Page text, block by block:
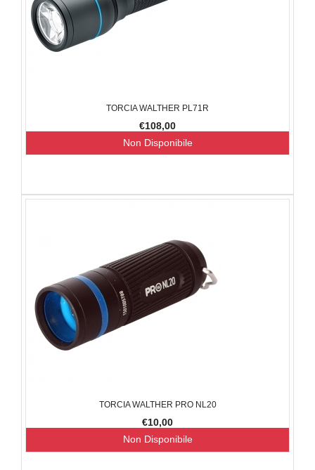
TORCIA WALTHER PL71R
€108,00
Non Disponibile
TORCIA WALTHER PRO NL20
€10,00
Non Disponibile